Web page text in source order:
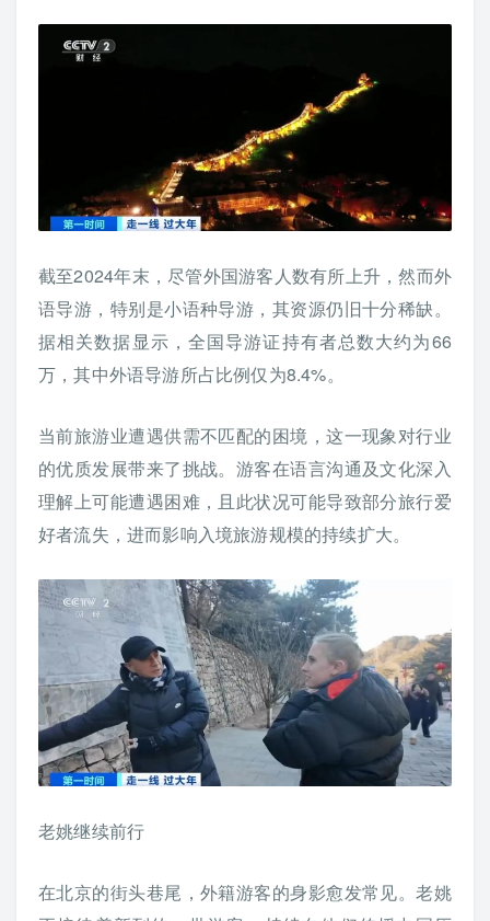
截至2024年末，尽管外国游客人数有所上升，然而外
语导游，特别是小语种导游，其资源仍旧十分稀缺。
据相关数据显示，全国导游证持有者总数大约为66
万，其中外语导游所占比例仅为8.4%。
当前旅游业遭遇供需不匹配的困境，这一现象对行业
的优质发展带来了挑战。游客在语言沟通及文化深入
理解上可能遭遇困难，且此状况可能导致部分旅行爱
好者流失，进而影响入境旅游规模的持续扩大。
老姚继续前行
在北京的街头巷尾，外籍游客的身影愈发常见。老姚